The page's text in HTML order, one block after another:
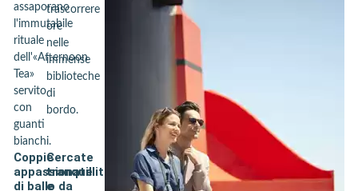
assaporano
l'immutabile
rituale
dell'«Afternoon
Tea»
servito
con
guanti
bianchi.
trascorrere
ore
nelle
immense
biblioteche
di
bordo.
Coppie
appassionate
di ballo da
Cercate
tranquillità
e